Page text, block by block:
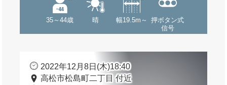
35～44歳 晴 幅19.5m～
押ボタン式
信号
2022年12月8日(木)18:40
高松市松島町二丁目 付近